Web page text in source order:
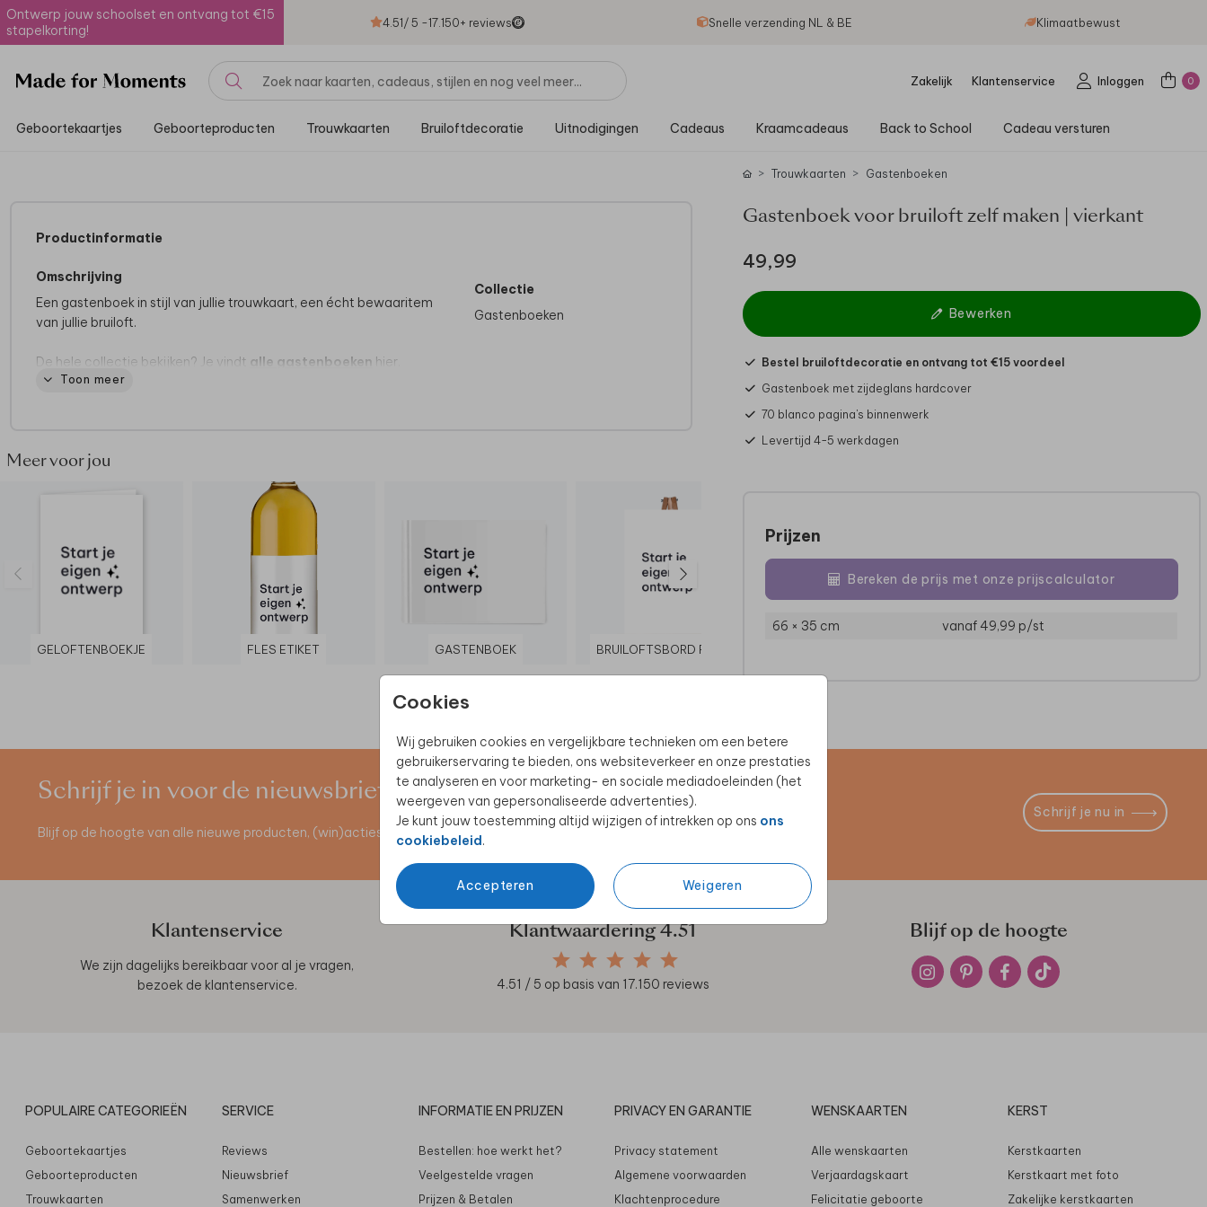
Ontwerp jouw schoolset en ontvang tot €15
stapelkorting!
4.51/ 5 -17.150+ reviews Snelle verzending NL & BE Klimaatbewust
Zakelijk Klantenservice Inloggen 0
Geboortekaartjes Geboorteproducten Trouwkaarten Bruiloftdecoratie Uitnodigingen Cadeaus Kraamcadeaus Back to School Cadeau versturen
Cookies
Wij gebruiken cookies en vergelijkbare technieken om een betere
gebruikerservaring te bieden, ons websiteverkeer en onze prestaties
te analyseren en voor marketing- en sociale mediadoeleinden (het
weergeven van gepersonaliseerde advertenties).
Je kunt jouw toestemming altijd wijzigen of intrekken op ons ons
cookiebeleid.
Accepteren Weigeren
Productinformatie
Omschrijving
Een gastenboek in stijl van jullie trouwkaart, een écht bewaaritem
van jullie bruiloft.
De hele collectie bekijken? Je vindt alle gastenboeken hier.
• Buitenzijde: voor- en achterzijde kan worden gepersonaliseerd.
• De levertijd van de gastenboeken is 4 tot 5 werkdagen.
• We raden af om tekst op de rug van het boek te plaatsen.
Toon meer
Collectie
Gastenboeken
Meer voor jou
GELOFTENBOEKJE FLES ETIKET GASTENBOEK BRUILOFTSBORD FOREX
Trouwkaarten Gastenboeken
Gastenboek voor bruiloft zelf maken | vierkant
49,99
Bewerken
Bestel bruiloftdecoratie en ontvang tot €15 voordeel
Gastenboek met zijdeglans hardcover
70 blanco pagina's binnenwerk
Levertijd 4-5 werkdagen
Prijzen
Bereken de prijs met onze prijscalculator
66 × 35 cm vanaf 49,99 p/st
Schrijf je in voor de nieuwsbrief
Blijf op de hoogte van alle nieuwe producten, (win)acties en unieke samenwerkingen!
Schrijf je nu in
Klantenservice
We zijn dagelijks bereikbaar voor al je vragen,
bezoek de klantenservice.
Klantwaardering4.51
4.51 / 5 op basis van 17.150 reviews
Blijf op de hoogte
POPULAIRE CATEGORIEËN
Geboortekaartjes
Geboorteproducten
Trouwkaarten
SERVICE
Reviews
Nieuwsbrief
Samenwerken
INFORMATIE EN PRIJZEN
Bestellen: hoe werkt het?
Veelgestelde vragen
Prijzen & Betalen
PRIVACY EN GARANTIE
Privacy statement
Algemene voorwaarden
Klachtenprocedure
WENSKAARTEN
Alle wenskaarten
Verjaardagskaart
Felicitatie geboorte
KERST
Kerstkaarten
Kerstkaart met foto
Zakelijke kerstkaarten